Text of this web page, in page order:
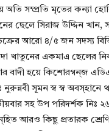
সম্প্রতি মৃতের কন্যা
ছেলে সিরাজ উদ্দিন
আরো ৪/৫ জন সদস্য
খাতুনের একমাএ ছেলের
বাদী হয়ে কিশোরগন্জ
সূমন স্ব স্ব অবস্হানে
সহ উপ পরিদর্শক
আরও কিছু প্রতারক